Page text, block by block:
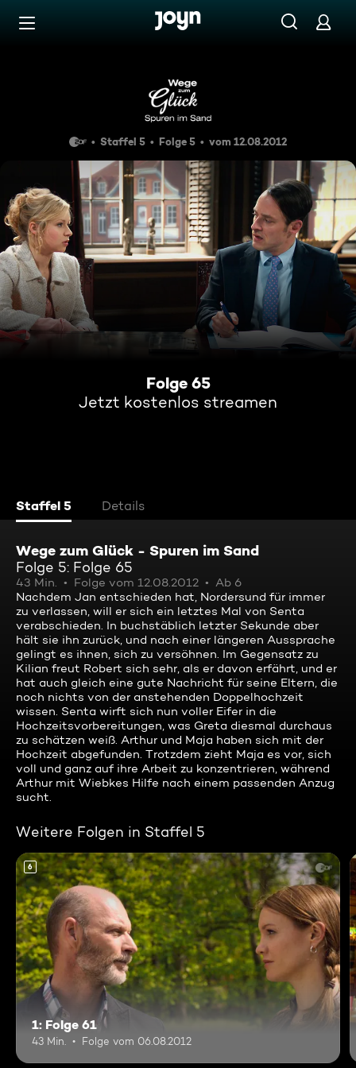
Zum Inhalt springen
Folge 65
Staffel 5 Folge 5 vom 12.08.2012
Folge 65
Jetzt kostenlos streamen
Staffel 5 Details
Wege zum Glück - Spuren im Sand
Folge 5: Folge 65
43 Min. Folge vom 12.08.2012
Ab 6
Nachdem Jan entschieden hat, Nordersund für immer
zu verlassen, will er sich ein letztes Mal von Senta
verabschieden. In buchstäblich letzter Sekunde aber
hält sie ihn zurück, und nach einer längeren Aussprache
gelingt es ihnen, sich zu versöhnen. Im Gegensatz zu
Kilian freut Robert sich sehr, als er davon erfährt, und er
hat auch gleich eine gute Nachricht für seine Eltern, die
noch nichts von der anstehenden Doppelhochzeit
wissen. Senta wirft sich nun voller Eifer in die
Hochzeitsvorbereitungen, was Greta diesmal durchaus
zu schätzen weiß. Arthur und Maja haben sich mit der
Hochzeit abgefunden. Trotzdem zieht Maja es vor, sich
voll und ganz auf ihre Arbeit zu konzentrieren, während
Arthur mit Wiebkes Hilfe nach einem passenden Anzug
sucht.
Weitere Folgen in Staffel 5
6
1: Folge 61
43 Min. Folge vom 06.08.2012